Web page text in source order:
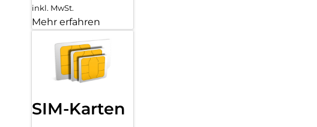
inkl. MwSt.
Mehr erfahren
SIM-Karten